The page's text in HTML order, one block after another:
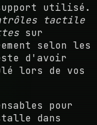
utilisé.
tactile
sur
selon les
d'avoir
lors de vos
pour
dans